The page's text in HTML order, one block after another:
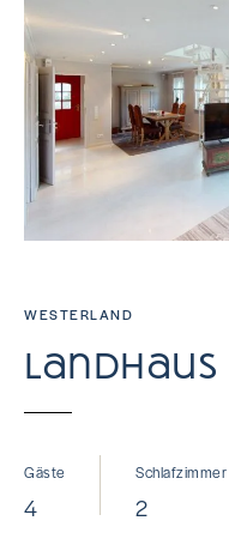
WESTERLAND
Gäste
4
Schlafzimmer
2